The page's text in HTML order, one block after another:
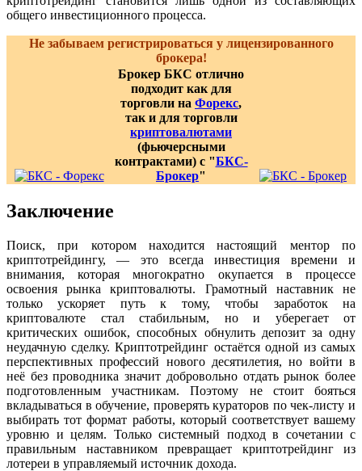
общего инвестиционного процесса.
Не забываем регистрироваться у лицензированного
брокера!
Брокер БКС отлично
подходит как для
торговли на Форекс,
так и для торговли
криптовалютами
(фьючерсными
контрактами) с "БКС-
Брокер"
Заключение
Поиск, при котором находится настоящий ментор по
криптотрейдингу, — это всегда инвестиция времени и
внимания, которая многократно окупается в процессе
освоения рынка криптовалюты. Грамотный наставник не
только ускоряет путь к тому, чтобы заработок на
криптовалюте стал стабильным, но и уберегает от
критических ошибок, способных обнулить депозит за одну
неудачную сделку. Криптотрейдинг остаётся одной из самых
перспективных профессий нового десятилетия, но войти в
неё без проводника значит добровольно отдать рынок более
подготовленным участникам. Поэтому не стоит бояться
вкладываться в обучение, проверять кураторов по чек-листу и
выбирать тот формат работы, который соответствует вашему
уровню и целям. Только системный подход в сочетании с
правильным наставником превращает криптотрейдинг из
лотереи в управляемый источник дохода.